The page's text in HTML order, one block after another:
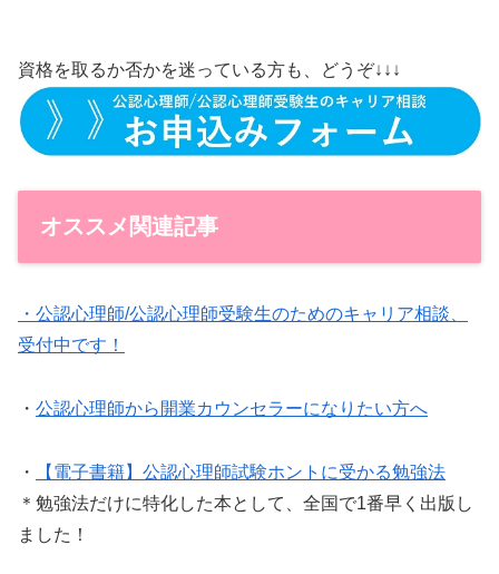
資格を取るか否かを迷っている方も、どうぞ↓↓↓
オススメ関連記事
・公認心理師/公認心理師受験生のためのキャリア相談、
受付中です！
・ 公認心理師から開業カウンセラーになりたい方へ
・
【電子書籍】公認心理師試験ホントに受かる勉強法
＊勉強法だけに特化した本として、全国で1番早く出版し
ました！